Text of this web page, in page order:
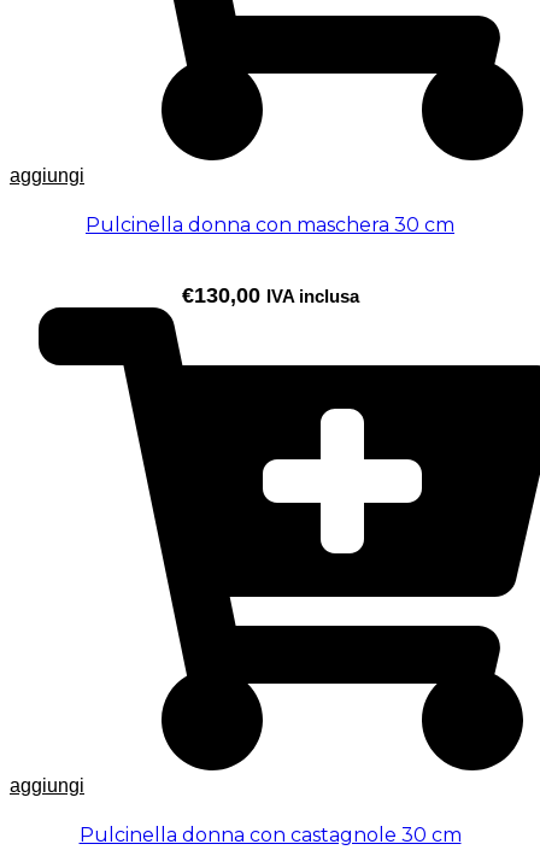
aggiungi
Pulcinella donna con maschera 30 cm
€130,00 IVA inclusa
aggiungi
Pulcinella donna con castagnole 30 cm